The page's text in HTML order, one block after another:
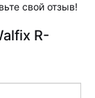
свой отзыв!
R-